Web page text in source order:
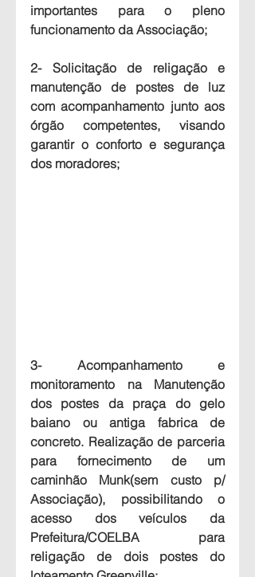
importantes para o pleno
funcionamento da Associação;
2- Solicitação de religação e
manutenção de postes de luz
com acompanhamento junto aos
órgão competentes, visando
garantir o conforto e segurança
dos moradores;
3- Acompanhamento e
monitoramento na Manutenção
dos postes da praça do gelo
baiano ou antiga fabrica de
concreto. Realização de parceria
para fornecimento de um
caminhão Munk(sem custo p/
Associação), possibilitando o
acesso dos veículos da
Prefeitura/COELBA para
religação de dois postes do